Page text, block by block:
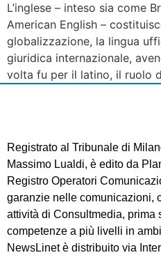
L’inglese – inteso sia come
American English –
globalizzazione, la lingua
giuridica internazionale,
volta fu per il latino, il ruolo
Registrato al Tribunale di
Massimo Lualdi, è edito da
Registro Operatori
garanzie nelle comunicazioni,
attività di Consultmedia, prima
competenze a più livelli in
NewsLinet è distribuito via